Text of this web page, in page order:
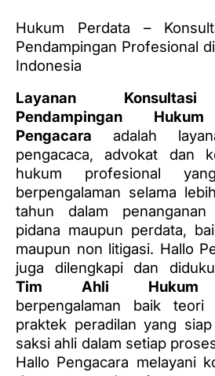
Hukum Perdata –
Pendampingan Profesional
Indonesia
Layanan
Pendampingan
Pengacara adalah
pengacaca, advokat dan
hukum profesional
berpengalaman selama
tahun dalam penanganan
pidana maupun perdata,
maupun non litigasi. Hallo
juga dilengkapi dan
Tim Ahli Hukum
berpengalaman baik teori
praktek peradilan yang
saksi ahli dalam setiap
Hallo Pengacara melayani